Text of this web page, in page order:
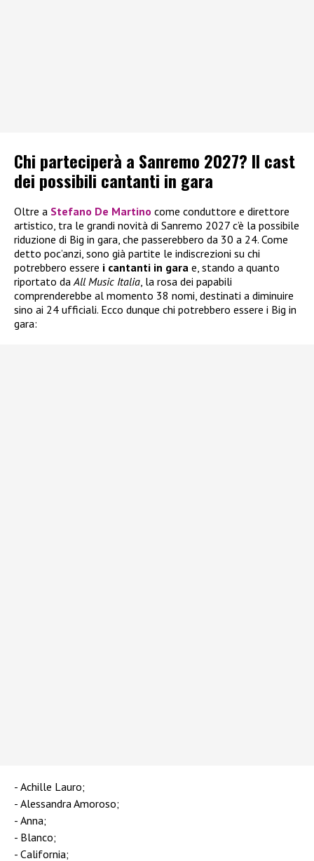
Chi parteciperà a Sanremo 2027? Il cast
dei possibili cantanti in gara
Oltre a Stefano De Martino come conduttore e direttore
artistico, tra le grandi novità di Sanremo 2027 c’è la possibile
riduzione di Big in gara, che passerebbero da 30 a 24. Come
detto poc’anzi, sono già partite le indiscrezioni su chi
potrebbero essere i cantanti in gara e, stando a quanto
riportato daAll Music Italia, la rosa dei papabili
comprenderebbe al momento 38 nomi, destinati a diminuire
sino ai 24 ufficiali. Ecco dunque chi potrebbero essere i Big in
gara:
Achille Lauro;
Alessandra Amoroso;
Anna;
Blanco;
California;